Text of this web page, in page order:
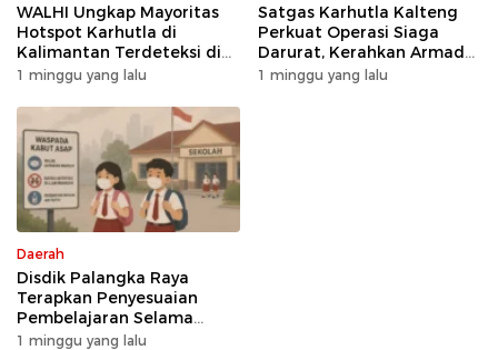
WALHI Ungkap Mayoritas
Hotspot Karhutla di
Kalimantan Terdeteksi di
Area Konsesi
1 minggu yang lalu
Satgas Karhutla Kalteng
Perkuat Operasi Siaga
Darurat, Kerahkan Armada
Udara dan Darat
1 minggu yang lalu
Daerah
Disdik Palangka Raya
Terapkan Penyesuaian
Pembelajaran Selama
Potensi Karhutla
1 minggu yang lalu